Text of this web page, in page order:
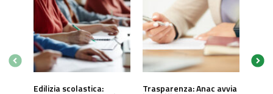
Edilizia scolastica: Trasparenza: Anac avvia